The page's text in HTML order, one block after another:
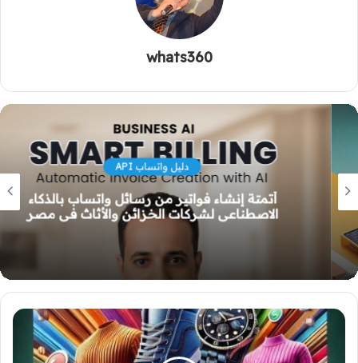
whats360
دليل واتساب API
أتمتة إنشاء فواتير من رسائل واتساب بالذكاء
الاصطناعي لشركات الخزائن والأثاث في مصر